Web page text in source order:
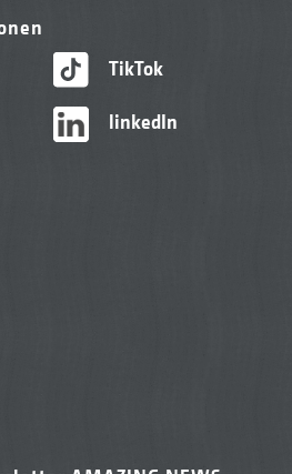
TikTok
linkedIn